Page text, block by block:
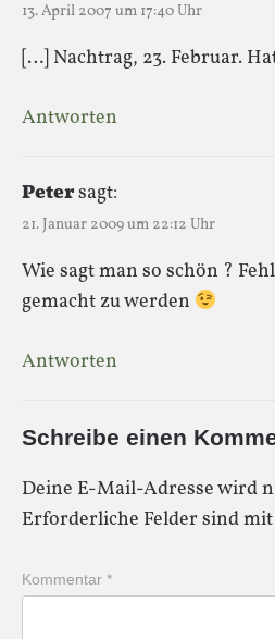
13. April 2007 um 17:40 Uhr
[…] Nachtrag, 23. Februar.
Antworten
Petersagt:
21. Januar 2009 um 22:12 Uhr
Wie sagt man so schön ?
gemacht zu werden
Antworten
Schreibe einen
Deine E-Mail-Adresse wird
Erforderliche Felder sind mit
Kommentar *